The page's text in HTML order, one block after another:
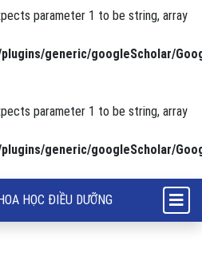
parameter 1 to be string, array
generic/googleScholar/
parameter 1 to be string, array
generic/googleScholar/
on motor rehabilitation care for
HỌC ĐIỀU DƯỠNG